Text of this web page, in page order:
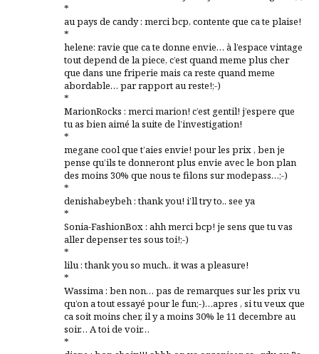
*
au pays de candy : merci bcp, contente que ca te plaise!
*
helene: ravie que ca te donne envie… à l’espace vintage
tout depend de la piece, c’est quand meme plus cher
que dans une friperie mais ca reste quand meme
abordable… par rapport au reste!;-)
*
MarionRocks : merci marion! c’est gentil! j’espere que
tu as bien aimé la suite de l’investigation!
*
megane cool que t’aies envie! pour les prix , ben je
pense qu’ils te donneront plus envie avec le bon plan
des moins 30% que nous te filons sur modepass…;-)
*
denishabeybeh : thank you! i’ll try to.. see ya
*
Sonia-FashionBox : ahh merci bcp! je sens que tu vas
aller depenser tes sous toi!;-)
*
lilu : thank you so much.. it was a pleasure!
*
Wassima : ben non… pas de remarques sur les prix vu
qu’on a tout essayé pour le fun;-)…apres , si tu veux que
ca soit moins cher, il y a moins 30% le 11 decembre au
soir… A toi de voir…
*